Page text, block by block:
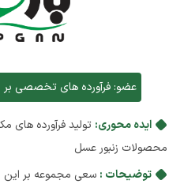
عضو:فرآورده های تخصصی بر
ایده محوری: تولید فرآورده های
محصولات زنبور عسل
توضیحات : سعی مجموعه بر این